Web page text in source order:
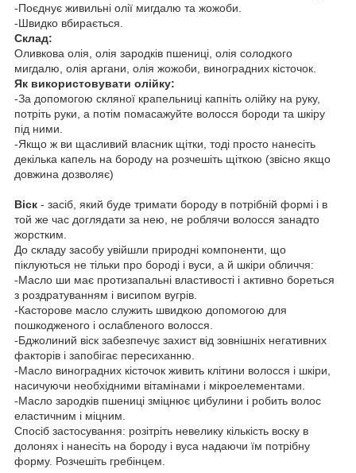
-Поєднує живильні олії мигдалю та жожоби.
-Швидко вбирається.
Склад:
Оливкова олія, олія зародків пшениці, олія солодкого
мигдалю, олія аргани, олія жожоби, виноградних кісточок.
Як використовувати олійку:
-За допомогою скляної крапельниці капніть олійку на руку,
потріть руки, а потім помасажуйте волосся бороди та шкіру
під ними.
-Якщо ж ви щасливий власник щітки, тоді просто нанесіть
декілька капель на бороду на розчешіть щіткою (звісно якщо
довжина дозволяє)
Віск - засіб, який буде тримати бороду в потрібній формі і в
той же час доглядати за нею, не роблячи волосся занадто
жорстким.
До складу засобу увійшли природні компоненти, що
піклуються не тільки про бороді і вуси, а й шкіри обличчя:
-Масло ши має протизапальні властивості і активно бореться
з роздратуванням і висипом вугрів.
-Касторове масло служить швидкою допомогою для
пошкодженого і ослабленого волосся.
-Бджолиний віск забезпечує захист від зовнішніх негативних
факторів і запобігає пересиханню.
-Масло виноградних кісточок живить клітини волосся і шкіри,
насичуючи необхідними вітамінами і мікроелементами.
-Масло зародків пшениці зміцнює цибулини і робить волос
еластичним і міцним.
Спосіб застосування: розітріть невелику кількість воску в
долонях і нанесіть на бороду і вуса надаючи їм потрібну
форму. Розчешіть гребінцем.